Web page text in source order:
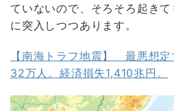
ていないので、そろそろ起き
に突入しつつあります。
【南海トラフ地震】 最悪想
32万人。経済損失1,410兆円。